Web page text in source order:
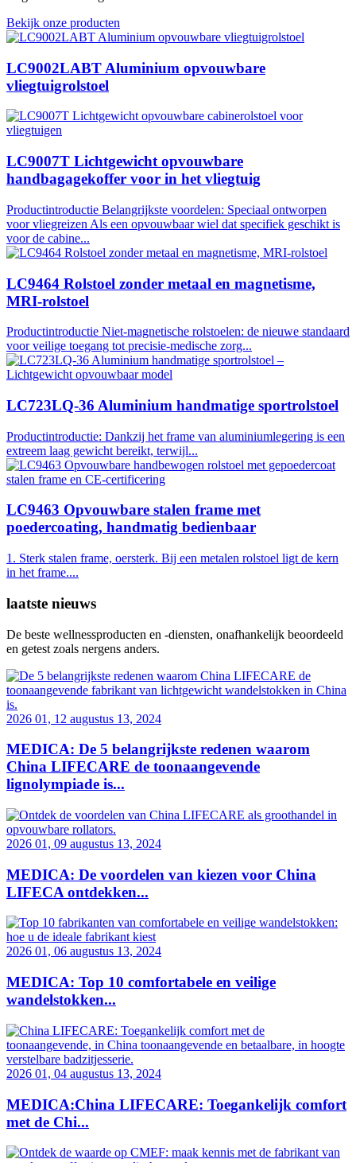
Bekijk onze producten
LC9002LABT Aluminium opvouwbare
vliegtuigrolstoel
LC9007T Lichtgewicht opvouwbare
handbagagekoffer voor in het vliegtuig
Productintroductie Belangrijkste voordelen: Speciaal ontworpen
voor vliegreizen Als een opvouwbaar wiel dat specifiek geschikt is
voor de cabine...
LC9464 Rolstoel zonder metaal en magnetisme,
MRI-rolstoel
Productintroductie Niet-magnetische rolstoelen: de nieuwe standaard
voor veilige toegang tot precisie-medische zorg...
LC723LQ-36 Aluminium handmatige sportrolstoel
Productintroductie: Dankzij het frame van aluminiumlegering is een
extreem laag gewicht bereikt, terwijl...
LC9463 Opvouwbare stalen frame met
poedercoating, handmatig bedienbaar
1. Sterk stalen frame, oersterk. Bij een metalen rolstoel ligt de kern
in het frame....
laatste nieuws
De beste wellnessproducten en -diensten, onafhankelijk beoordeeld
en getest zoals nergens anders.
2026 01, 12 augustus 13, 2024
MEDICA: De 5 belangrijkste redenen waarom
China LIFECARE de toonaangevende
lignolympiade is...
2026 01, 09 augustus 13, 2024
MEDICA: De voordelen van kiezen voor China
LIFECA ontdekken...
2026 01, 06 augustus 13, 2024
MEDICA: Top 10 comfortabele en veilige
wandelstokken...
2026 01, 04 augustus 13, 2024
MEDICA:China LIFECARE: Toegankelijk comfort
met de Chi...